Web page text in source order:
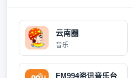
云南圈
音乐
FM994资讯音乐台